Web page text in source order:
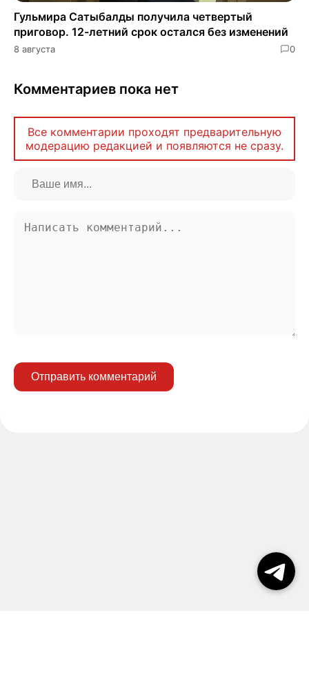
Гульмира Сатыбалды получила четвертый
приговор. 12-летний срок остался без изменений
8 августа 0
Комментариев пока нет
Все комментарии проходят предварительную
модерацию редакцией и появляются не сразу.
Отправить комментарий